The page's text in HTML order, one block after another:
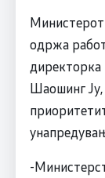
Министерот
одржа
директорка
Шаошинг Ју,
-